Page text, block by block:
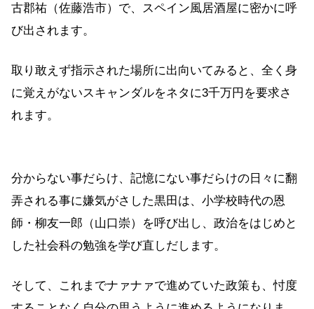
古郡祐（佐藤浩市）で、スペイン風居酒屋に密かに呼
び出されます。
取り敢えず指示された場所に出向いてみると、全く身
に覚えがないスキャンダルをネタに3千万円を要求さ
れます。
分からない事だらけ、記憶にない事だらけの日々に翻
弄される事に嫌気がさした黒田は、小学校時代の恩
師・柳友一郎（山口崇）を呼び出し、政治をはじめと
した社会科の勉強を学び直しだします。
そして、これまでナァナァで進めていた政策も、忖度